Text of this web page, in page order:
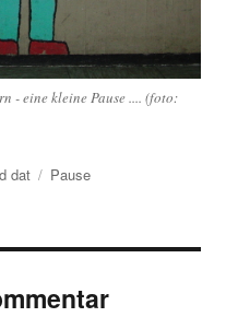
- eine kleine Pause .... (foto:
dat Schlagwörter
Pause